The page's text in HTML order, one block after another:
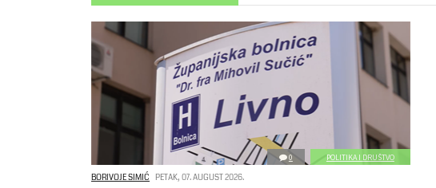
0 POLITIKA I DRUŠTVO
BORIVOJE SIMIĆ PETAK, 07. AUGUST 2026.